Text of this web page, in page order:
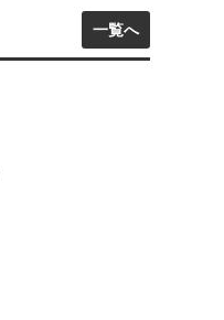
一覧へ